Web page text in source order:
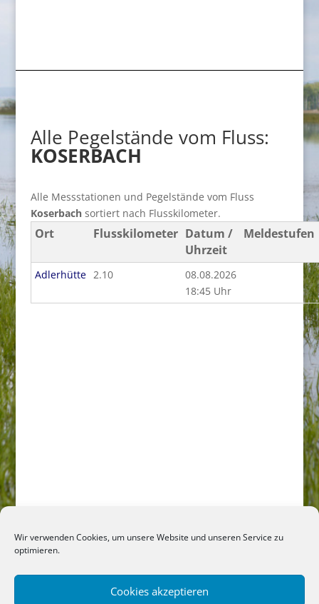
Wir verwenden Cookies, um unsere Website und unseren Service zu
optimieren.
Cookies akzeptieren
Alle Pegelstände vom Fluss:
KOSERBACH
Alle Messstationen und Pegelstände vom Fluss
Koserbachsortiert nach Flusskilometer.
Ort Flusskilometer Datum /
Uhrzeit
Meldestufen
Adlerhütte 2.10
08.08.2026
18:45 Uhr